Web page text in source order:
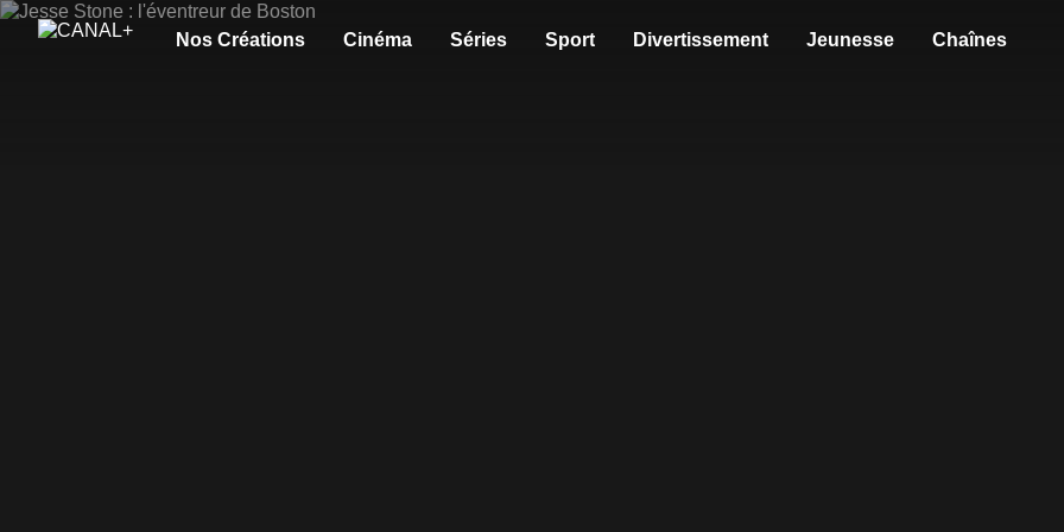
Nos Créations Cinéma Séries Sport Divertissement Jeunesse Chaînes